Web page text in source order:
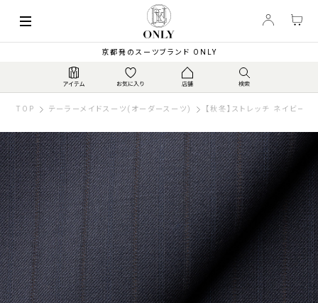
京都発のスーツブランド ONLY
TOP テーラーメイドスーツ(オーダースーツ) 【秋冬】ストレッチ ネイビース